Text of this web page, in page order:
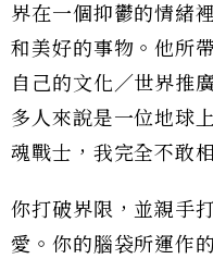
界在一個抑鬱的情緒
和美好的事物。他所
自己的文化／世界推
多人來說是一位地球
魂戰士，我完全不敢
你打破界限，並親手
愛。你的腦袋所運作